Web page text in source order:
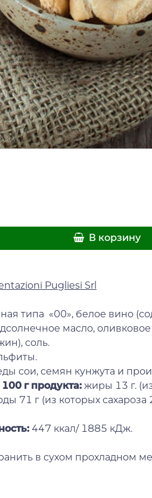
В корзину
Pugliesi Srl
типа «00», белое вино
масло,
соль.
сои, семян кунжута и
г продукта: жиры 13 г.
71 г (из которых
447 ккал/ 1885 кДж.
в сухом прохладном